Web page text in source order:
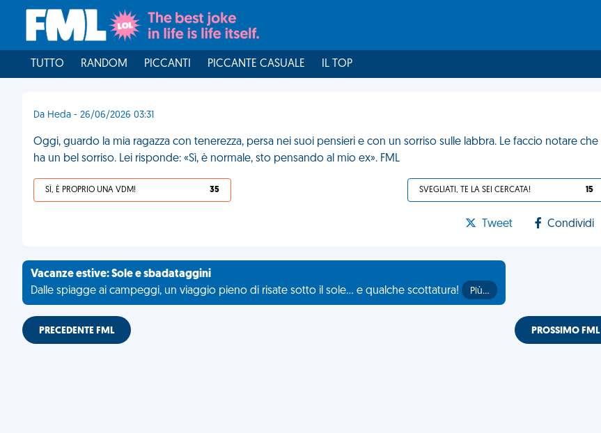
TUTTO RANDOM PICCANTI PICCANTE CASUALE IL TOP
Da Heda - 26/06/2026 03:31
Oggi, guardo la mia ragazza con tenerezza, persa nei suoi pensieri e con un sorriso sulle labbra. Le faccio notare che
ha un bel sorriso. Lei risponde: «Sì, è normale, sto pensando al mio ex». FML
SÌ, È PROPRIO UNA VDM! 35 SVEGLIATI, TE LA SEI CERCATA! 15
Tweet Condividi
Vacanze estive: Sole e sbadataggini
Dalle spiagge ai campeggi, un viaggio pieno di risate sotto il sole... e qualche scottatura!
Più…
PRECEDENTE FML PROSSIMO FML